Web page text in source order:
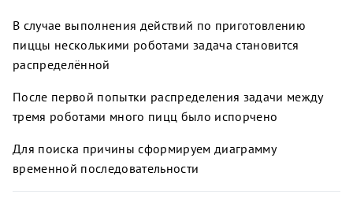
В случае выполнения действий по приготовлению
пиццы несколькими роботами задача становится
распределённой
После первой попытки распределения задачи между
тремя роботами много пицц было испорчено
Для поиска причины сформируем диаграмму
временной последовательности